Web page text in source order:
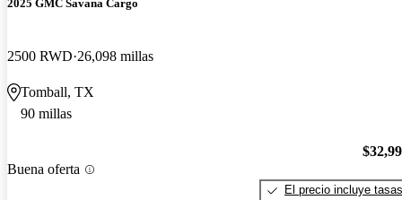
2025 GMC Savana Cargo
2500 RWD 26,098 millas
Tomball, TX
90 millas
Buena oferta
El precio incluye tasas